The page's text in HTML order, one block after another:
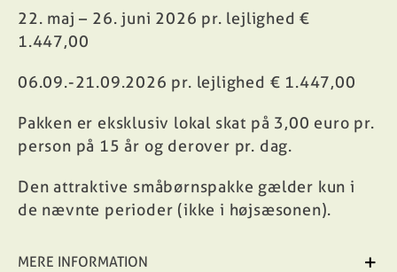
22. maj – 26. juni 2026 pr. lejlighed €
1.447,00
06.09.-21.09.2026 pr. lejlighed € 1.447,00
Pakken er eksklusiv lokal skat på 3,00 euro pr.
person på 15 år og derover pr. dag.
Den attraktive småbørnspakke gælder kun i
de nævnte perioder (ikke i højsæsonen).
MERE INFORMATION